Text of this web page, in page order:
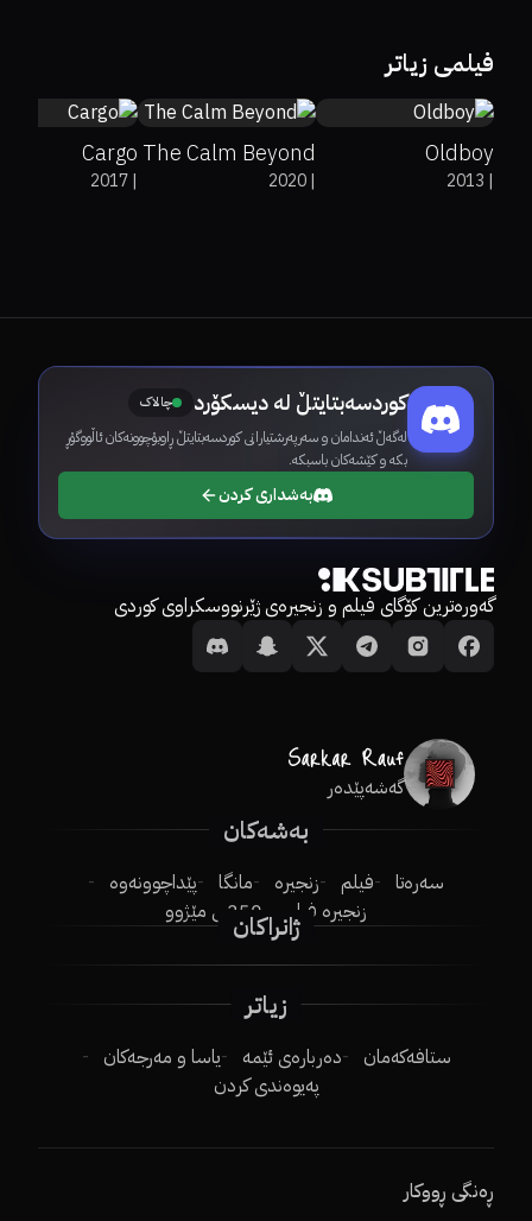
فیلمی زیاتر
Oldboy
|
2013
The Calm Beyond
|
2020
Cargo
|
2017
کوردسەبتایتڵ لە دیسکۆرد چالاک
لەگەڵ ئەندامان و سەرپەرشتیارانی کوردسەبتایتڵ ڕاوبۆچوونەکان ئاڵووگۆڕ
بکە و کێشەکان باسبکە.
بەشداری کردن
گەورەترین کۆگای فیلم و زنجیرەی ژێرنووسکراوی کوردی
گەشەپێدەر
بەشەکان
سەرەتا فیلم زنجیرە مانگا
پێداچوونەوە
زنجیرە فیلم
250ـی مێژوو
ژانراکان
زیاتر
ستافەکەمان دەربارەی ئێمە
یاسا و مەرجەکان
پەیوەندی کردن
ڕەنگی ڕووکار